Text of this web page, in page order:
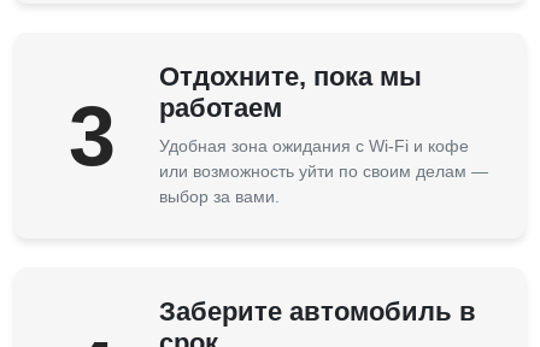
3
Отдохните, пока мы
работаем
Удобная зона ожидания с Wi-Fi и кофе
или возможность уйти по своим делам —
выбор за вами.
Заберите автомобиль в